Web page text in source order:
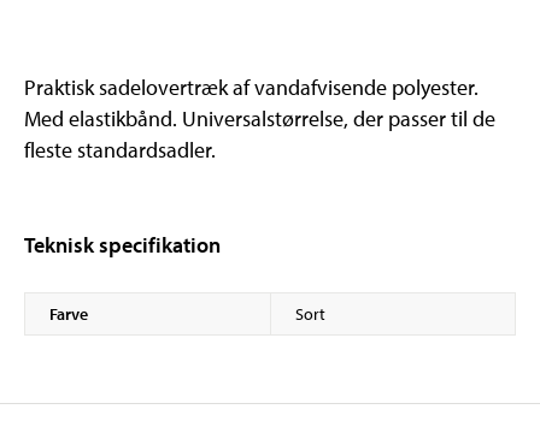
Praktisk sadelovertræk af vandafvisende polyester.
Med elastikbånd. Universalstørrelse, der passer til de
fleste standardsadler.
Teknisk specifikation
Farve Sort